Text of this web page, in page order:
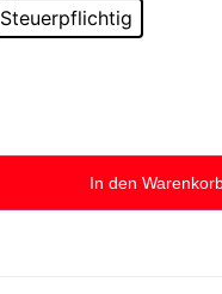
Steuerpflichtig
In den